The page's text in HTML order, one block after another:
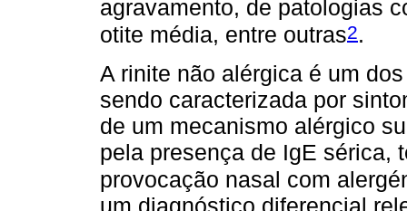
agravamento, de patologias
otite média, entre outras2.
A rinite não alérgica é um
sendo caracterizada por
de um mecanismo alérgico
pela presença de IgE sérica,
provocação nasal com
um diagnóstico diferencial